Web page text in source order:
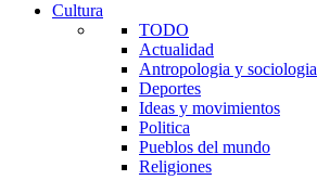
Cultura
TODO
Actualidad
Antropologia y sociologia
Deportes
Ideas y movimientos
Politica
Pueblos del mundo
Religiones